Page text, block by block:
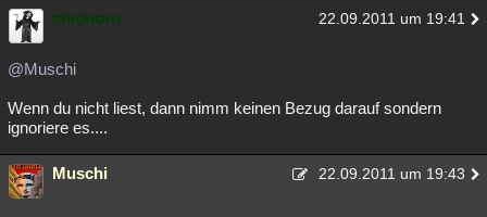
shionoro 22.09.2011 um 19:41
@Muschi
Wenn du nicht liest, dann nimm keinen Bezug darauf sondern
ignoriere es....
Muschi 22.09.2011 um 19:43